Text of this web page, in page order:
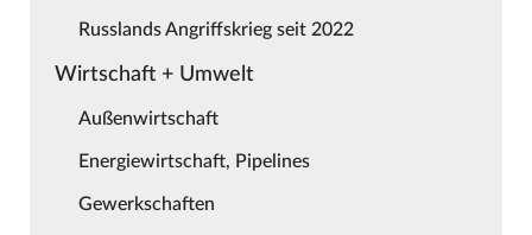
Russlands Angriffskrieg seit 2022
Wirtschaft + Umwelt
Außenwirtschaft
Energiewirtschaft, Pipelines
Gewerkschaften